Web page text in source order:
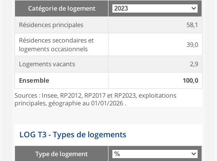
Catégorie de logement
Résidences principales
58,1
Résidences secondaires et
logements occasionnels
39,0
Logements vacants
2,9
Ensemble
100,0
Sources : Insee, RP2012, RP2017 et RP2023, exploitations
principales, géographie au 01/01/2026 .
LOG T3 - Types de logements
Type de logement